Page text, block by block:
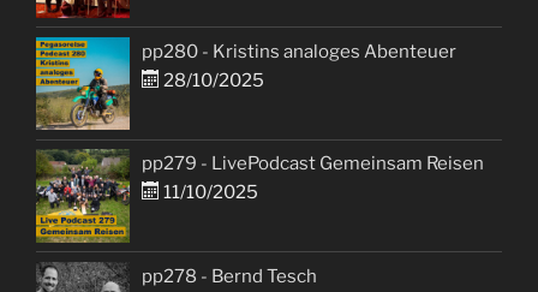
pp280 - Kristins analoges Abenteuer
28/10/2025
pp279 - LivePodcast Gemeinsam Reisen
11/10/2025
pp278 - Bernd Tesch